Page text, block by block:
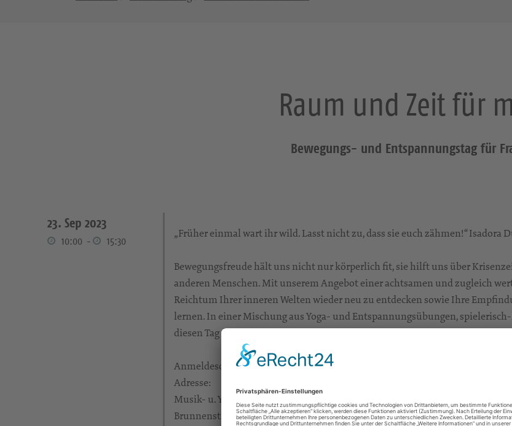
Raum und Zeit für
Bewegungs- und Entspannungstag für
23. Sep 2023
10:00 - 15:30
„Früher einmal wart ihr wild. Lasst nicht zu, dass sie euch zähmen!“ Isadora
Bewegungsfreude hält uns nicht nur körperlich fit, sie hilft uns über
anderen Menschen. Mit unserem Angebot einer achtsamen und zugleich
Reichtum Ihrer inneren Welten wieder neu zu entdecken sowie Ihre
lernen. In einer Mischung aus Yoga- und Entspannungsübungen,
diesen Tag für Sie und mit Ihnen gestalten.
Anmeldeschluss: 09.09.2023
Adresse:
Musik- u. Yogastudio
Brunnenstr. 3, 02708 Löbau